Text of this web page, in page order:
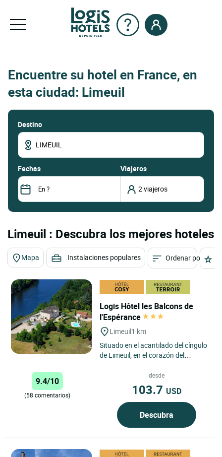
Encuentre su hotel en France, en
esta ciudad: Limeuil
Destino
fechas Viajeros
Limeuil : Descubra los mejores hoteles
Mapa Instalaciones populares Ordenar por
Logis Hôtel les Balcons de
l'Espérance
Limeuil1 km
Situado en el acantilado del cíngulo
de Limeuil, en el corazón del
panorámica de uno de los...
9.4/10
(58 comentarios)
desde
103.7 USD
Descubra